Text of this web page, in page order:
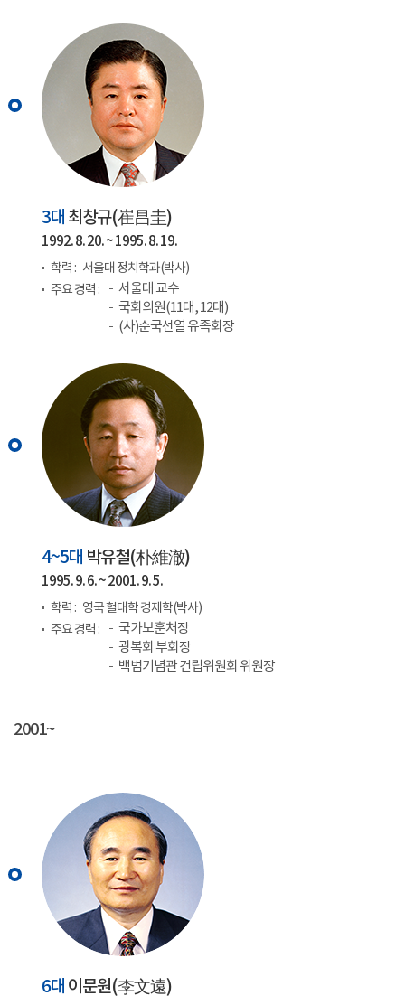
3대 최창규(崔昌圭)
1992. 8. 20. ~ 1995. 8. 19.
학력 : 서울대 정치학과(박사)
주요 경력 :
서울대 교수
국회의원(11대, 12대)
(사)순국선열 유족회장
4~5대 박유철(朴維澈)
1995. 9. 6. ~ 2001. 9. 5.
학력 : 영국 헐대학 경제학(박사)
주요 경력 :
국가보훈처장
광복회 부회장
백범기념관 건립위원회 위원장
2001~
6대 이문원(李文遠)